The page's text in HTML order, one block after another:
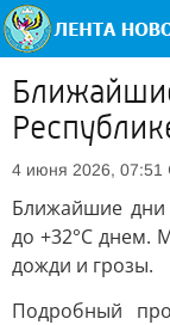
4 июня 2026, 07:51
Ближайшие дни
до +32°C днем.
дожди и грозы.
Подробный